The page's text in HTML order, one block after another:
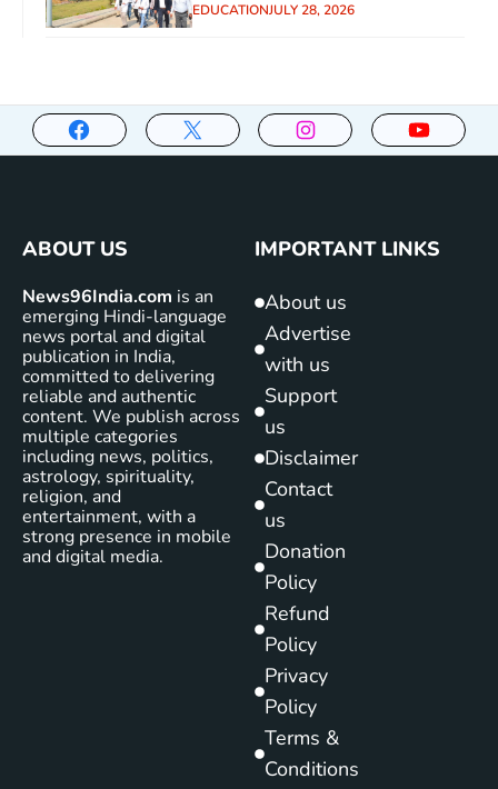
EDUCATIONJULY 28, 2026
ABOUT US
News96India.com is an
emerging Hindi-language
news portal and digital
publication in India,
committed to delivering
reliable and authentic
content. We publish across
multiple categories
including news, politics,
astrology, spirituality,
religion, and
entertainment, with a
strong presence in mobile
and digital media.
IMPORTANT LINKS
About us
Advertise
with us
Support
us
Disclaimer
Contact
us
Donation
Policy
Refund
Policy
Privacy
Policy
Terms &
Conditions